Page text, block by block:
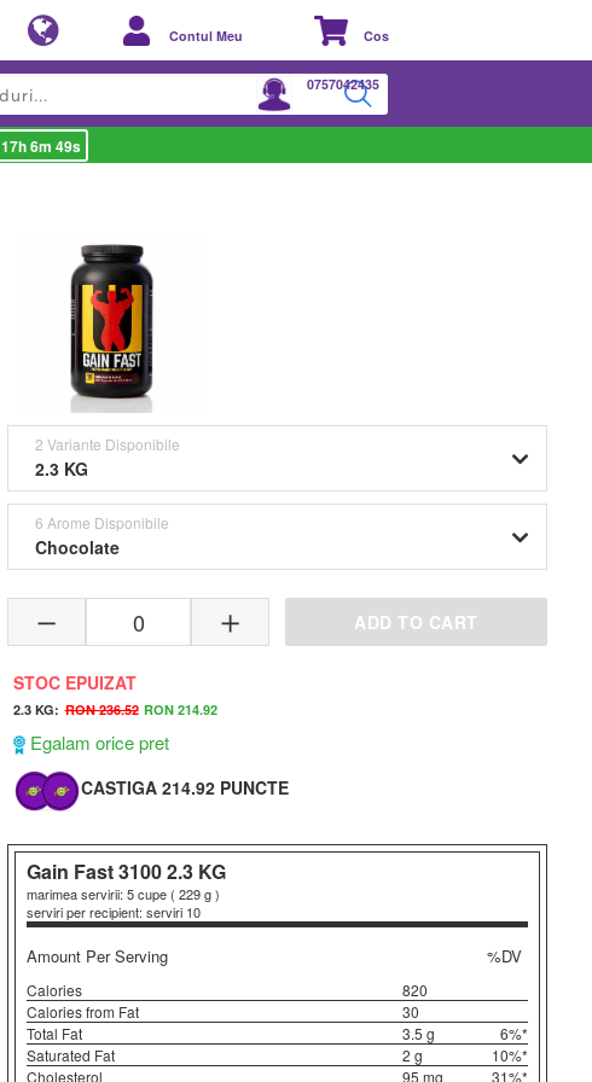
Cos
Contul Meu
0757042435
17h 6m 48s
Gain Fast 3100
Primesti cele mai bune preturi de pe piata la noi in
mod exclusiv.
2.3 KG
2 Variante Disponibile
Chocolate
6 Arome Disponibile
ADD TO CART
STOC EPUIZAT
2.3 KG: RON 236.52 RON 214.92
Egalam orice pret
CASTIGA 214.92 PUNCTE
Gain Fast 31002.3 KG
marimea servirii: 5 cupe ( 229 g )
serviri per recipient: serviri 10
Amount Per Serving %DV
Calories
820
Calories from Fat
30
Total Fat
3.5 g
6%*
Saturated Fat
2 g
10%*
Cholesterol
95 mg
31%*